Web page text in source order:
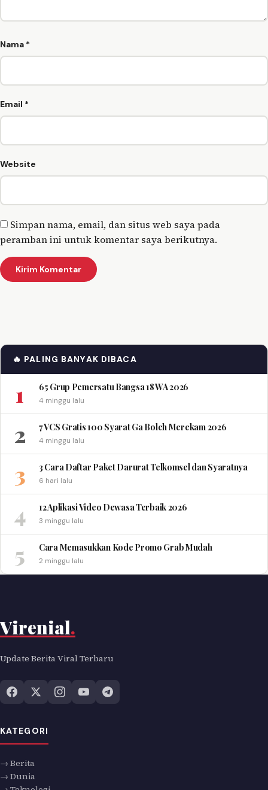
Nama *
Email *
Website
Simpan nama, email, dan situs web saya pada
peramban ini untuk komentar saya berikutnya.
🔥 PALING BANYAK DIBACA
1 65 Grup Pemersatu Bangsa 18 WA 2026
4 minggu lalu
2 7 VCS Gratis 100 Syarat Ga Boleh Merekam 2026
4 minggu lalu
3 3 Cara Daftar Paket Darurat Telkomsel dan Syaratnya
6 hari lalu
4 12 Aplikasi Video Dewasa Terbaik 2026
3 minggu lalu
5 Cara Memasukkan Kode Promo Grab Mudah
2 minggu lalu
Virenial.
Update Berita Viral Terbaru
KATEGORI
→ Berita
→ Dunia